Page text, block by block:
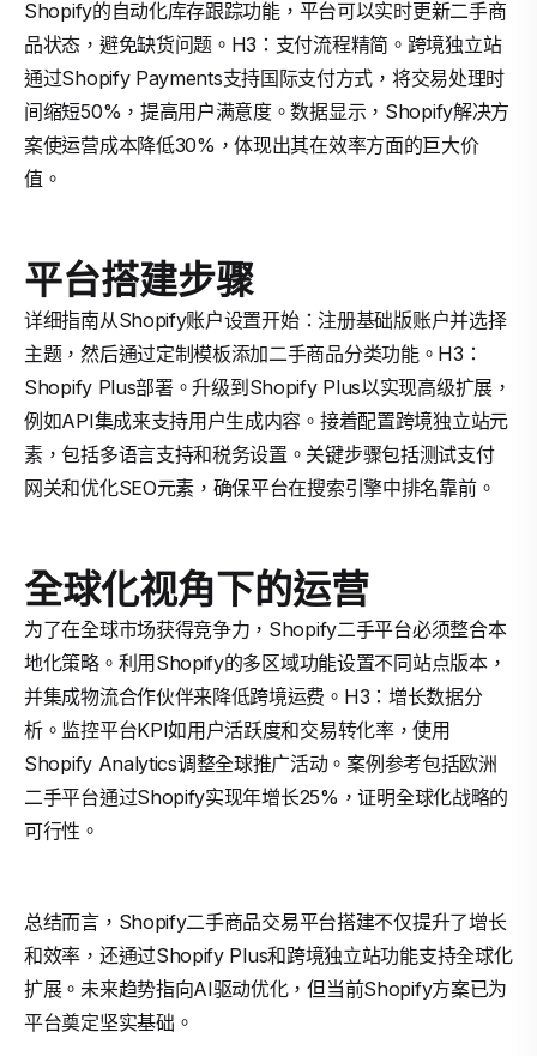
Shopify的自动化库存跟踪功能，平台可以实时更新二手商
品状态，避免缺货问题。H3：支付流程精简。跨境独立站
通过Shopify Payments支持国际支付方式，将交易处理时
间缩短50%，提高用户满意度。数据显示，Shopify解决方
案使运营成本降低30%，体现出其在效率方面的巨大价
值。
平台搭建步骤
详细指南从Shopify账户设置开始：注册基础版账户并选择
主题，然后通过定制模板添加二手商品分类功能。H3：
Shopify Plus部署。升级到Shopify Plus以实现高级扩展，
例如API集成来支持用户生成内容。接着配置跨境独立站元
素，包括多语言支持和税务设置。关键步骤包括测试支付
网关和优化SEO元素，确保平台在搜索引擎中排名靠前。
全球化视角下的运营
为了在全球市场获得竞争力，Shopify二手平台必须整合本
地化策略。利用Shopify的多区域功能设置不同站点版本，
并集成物流合作伙伴来降低跨境运费。H3：增长数据分
析。监控平台KPI如用户活跃度和交易转化率，使用
Shopify Analytics调整全球推广活动。案例参考包括欧洲
二手平台通过Shopify实现年增长25%，证明全球化战略的
可行性。
总结而言，Shopify二手商品交易平台搭建不仅提升了增长
和效率，还通过Shopify Plus和跨境独立站功能支持全球化
扩展。未来趋势指向AI驱动优化，但当前Shopify方案已为
平台奠定坚实基础。